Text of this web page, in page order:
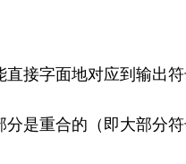
接字面地对应到输出
是重合的（即大部分